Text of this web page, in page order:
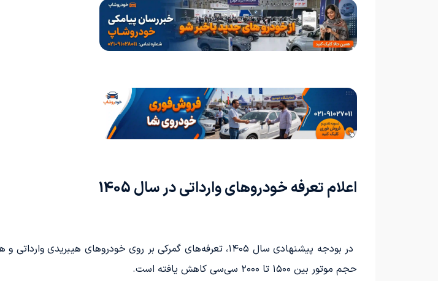
اعلام تعرفه خودروهای وارداتی در سال 1405
حجم موتور بین ۱۵۰۰ تا ۲۰۰۰ سی‌سی کاهش یافته است.